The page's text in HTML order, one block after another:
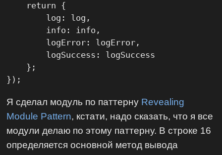
    return {
        log: log,
        info: info,
        logError: logError,
        logSuccess: logSuccess
    };
});
Я сделал модуль по паттерну Revealing
Module Pattern, кстати, надо сказать, что я все
модули делаю по этому паттерну. В строке 16
определяется основной метод вывода